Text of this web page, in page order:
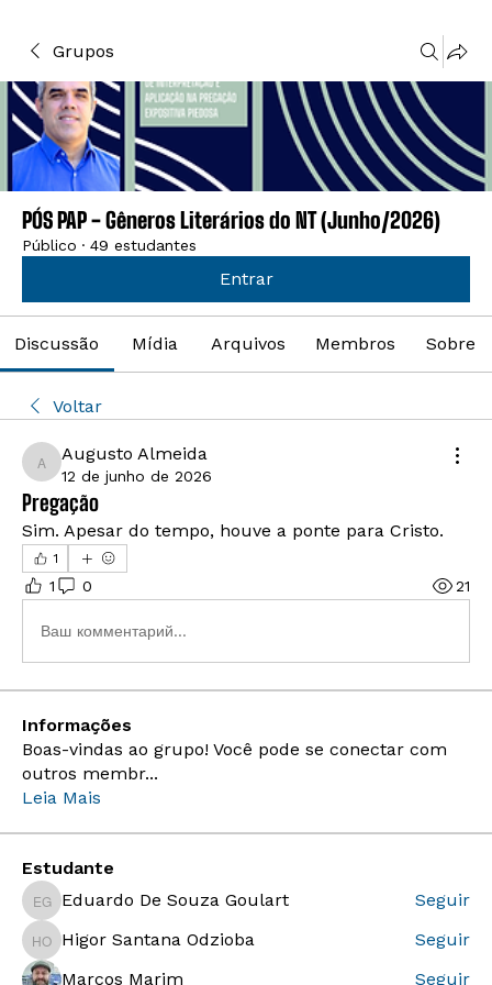
Grupos
PÓS PAP - Gêneros Literários do NT (Junho/2026)
Público · 49 estudantes
Entrar
Discussão Mídia Arquivos Membros Sobre
Voltar
Augusto Almeida
Augusto Almeida
12 de junho de 2026
Pregação
Sim. Apesar do tempo, houve a ponte para Cristo.
1
1 0 21
Ваш комментарий...
Informações
Boas-vindas ao grupo! Você pode se conectar com
outros membr...
Leia Mais
Estudante
Eduardo De Souza Goulart
Eduardo De Souza Goulart Seguir
Higor Santana Odzioba
Higor Santana Odzioba
Seguir
Marcos Marim
Seguir